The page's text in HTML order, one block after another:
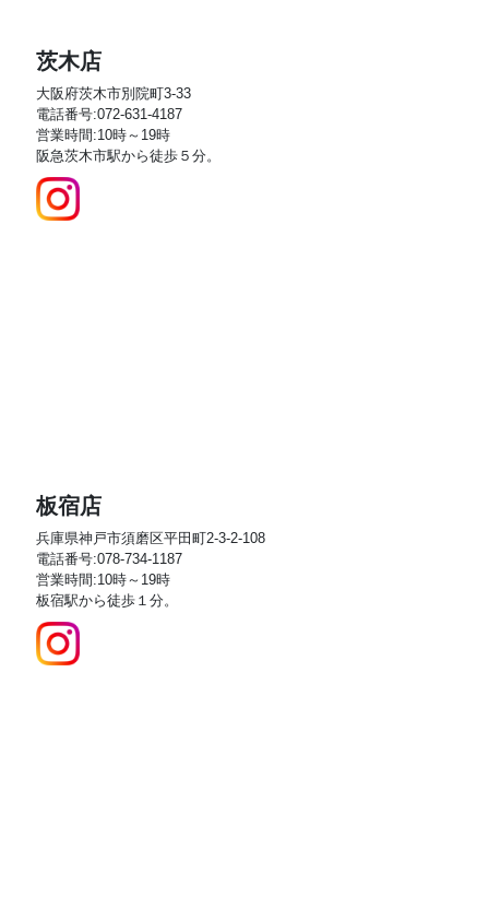
茨木店
大阪府茨木市別院町3-33
電話番号:072-631-4187
営業時間:10時～19時
阪急茨木市駅から徒歩５分。
板宿店
兵庫県神戸市須磨区平田町2-3-2-108
電話番号:078-734-1187
営業時間:10時～19時
板宿駅から徒歩１分。